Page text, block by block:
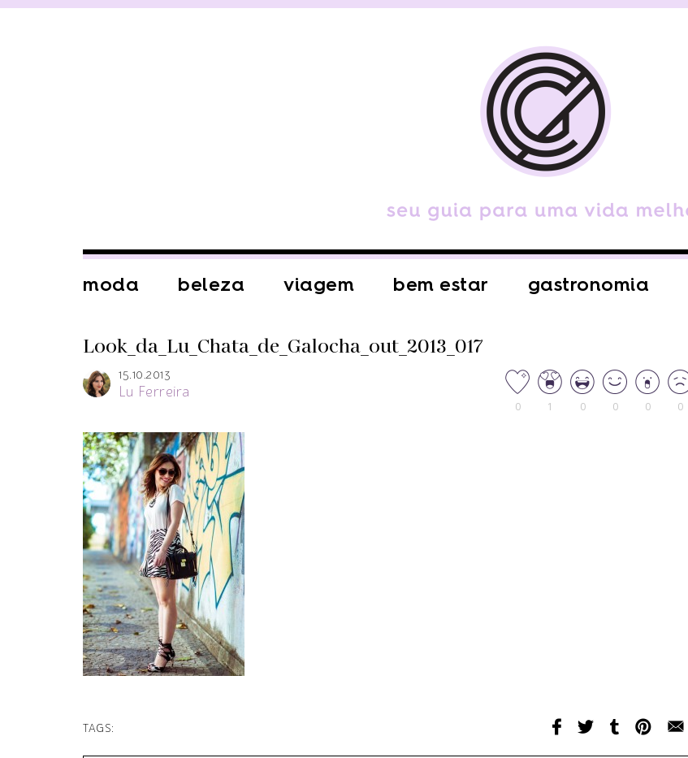
moda beleza viagem bem estar gastronomia
Look_da_Lu_Chata_de_Galocha_out_2013_017
15.10.2013
Lu Ferreira
0 1 0 0 0 0
TAGS: